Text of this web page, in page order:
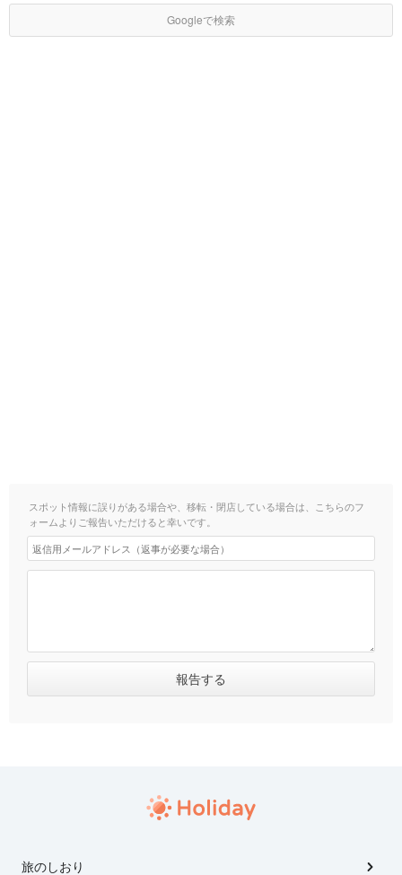
Googleで検索
スポット情報に誤りがある場合や、移転・閉店している場合は、こちらのフ
ォームよりご報告いただけると幸いです。
旅のしおり